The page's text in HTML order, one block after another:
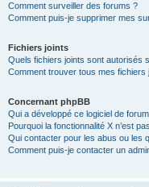
Comment surveiller des forums ?
Comment puis-je supprimer mes
Fichiers joints
Quels fichiers joints sont autorisés
Comment trouver tous mes fichiers
Concernant phpBB
Qui a développé ce logiciel de
Pourquoi la fonctionnalité X n’est
Qui contacter pour les abus ou les
Comment puis-je contacter un